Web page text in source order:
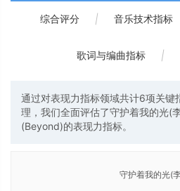
综合评分 | 音乐技术指标
歌词与编曲指标 |
通过对表现力指标领域共计6项关键
理，我们全面评估了守护着我的光(
(Beyond)的表现力指标。
守护着我的光(